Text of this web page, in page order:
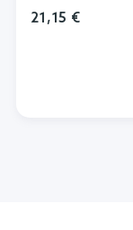
21,15 €